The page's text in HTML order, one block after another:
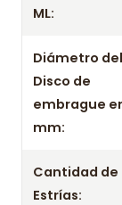
ML:
Diámetro del
Disco de
embrague
mm:
Cantidad de
Estrías: